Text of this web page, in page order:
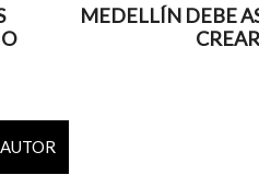
MEDELLÍN DEBE